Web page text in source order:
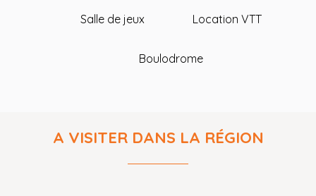
Salle de jeux Location VTT
Boulodrome
A VISITER DANS LA RÉGION